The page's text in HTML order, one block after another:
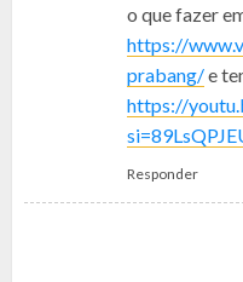
o que fazer
https://
prabang/e
https://
Responder